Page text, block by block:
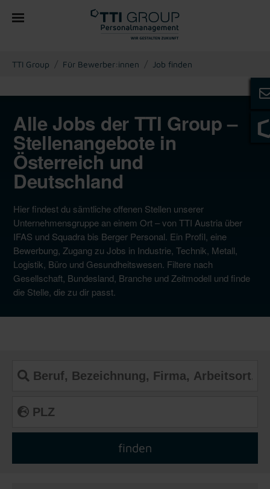
You are here:
TTI Group Für Bewerber:innen Job finden
Alle Jobs der TTI Group –
Stellenangebote in
Österreich und
Deutschland
Hier findest du sämtliche offenen Stellen unserer
Unternehmensgruppe an einem Ort – von TTI Austria über
IFAS und Squadra bis Berger Personal. Ein Profil, eine
Bewerbung, Zugang zu Jobs in Industrie, Technik, Metall,
Logistik, Büro und Gesundheitswesen. Filtere nach
Gesellschaft, Bundesland, Branche und Zeitmodell und finde
die Stelle, die zu dir passt.